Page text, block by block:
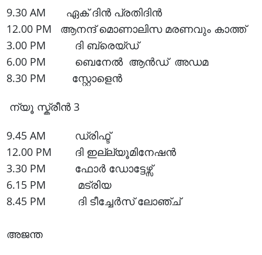
9.30 AM ഏക് ദിൻ പ്രതിദിൻ
12.00 PM ആനന്ദ് മൊണാലിസ മരണവും കാത്ത്
3.00 PM ദി ബ്രെയ്ഡ്
6.00 PM ബെനേൽ ആൻഡ് അഡമ
8.30 PM സ്റ്റോളെൻ
ന്യൂ സ്ക്രീൻ 3
9.45 AM ഡ്രിഫ്ട്
12.00 PM ദി ഇല്ല്യൂമിനേഷൻ
3.30 PM ഫോർ ഡോട്ടേഴ്സ്
6.15 PM മട്രിയ
8.45 PM ദി ടീച്ചേർസ് ലോഞ്ച്
അജന്ത